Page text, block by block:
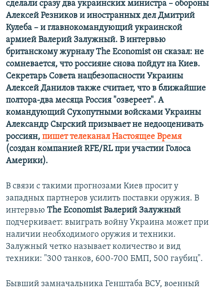
сделали сразу два украинских министра – обороны
Алексей Резников и иностранных дел Дмитрий
Кулеба – и главнокомандующий украинской
армией Валерий Залужный. В интервью
британскому журналу The Economist он сказал: не
сомневается, что россияне снова пойдут на Киев.
Секретарь Совета нацбезопасности Украины
Алексей Данилов также считает, что в ближайшие
полтора-два месяца Россия "озвереет". А
командующий Сухопутными войсками Украины
Александр Сырский призывает не недооценивать
россиян, пишет телеканал Настоящее Время
(создан компанией RFE/RL при участии Голоса
Америки).
В связи с такими прогнозами Киев просит у
западных партнеров усилить поставки оружия. В
интервью The Economist Валерий Залужный
подчеркивает: выиграть войну Украина может при
наличии необходимого оружия и техники.
Залужный четко называет количество и вид
техники: "300 танков, 600-700 БМП, 500 гаубиц".
Бывший замначальника Генштаба ВСУ, военный